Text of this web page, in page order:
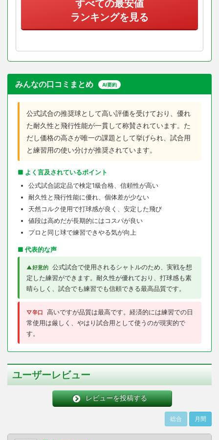
すべての最安値
ランキングを見る
みんなの口コミまとめ AI要約
公式試合の推奨球として高い評価を受けており、優れ
た耐久性と飛行性能が一貫して称賛されています。た
だし価格の高さが唯一の課題として挙げられ、試合用
と練習用の使い分けが推奨されています。
■ よく言及されているポイント
公式試合認定品で検定1級合格、信頼性が高い
耐久性と飛行性能に優れ、個体差が少ない
天然コルク使用で打球感が良く、安定した飛び
値段は高めだが長期的にはコスパが良い
プロと同じ球で練習できやる気が向上
■ 代表的な声
▲好意的 公式試合で使用されるシャトルのため、実戦を想
定した練習ができます。耐久性が優れており、打球感も素
晴らしく、試合でも練習でも信頼できる最高品質です。
▽辛口
高いですが品質は最高です。経済的には練習での日
常使用は厳しく、やはり試合用として使うのが現実的で
す。
ユーザーレビュー
レビューを投稿する
総合 月間